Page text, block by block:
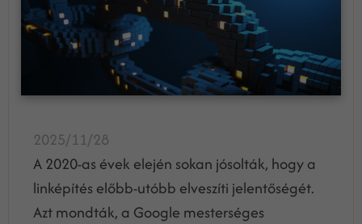
2025/11/28
A 2020-as évek elején sokan jósolták, hogy a
linképítés előbb-utóbb elveszíti jelentőségét.
Azt mondták, a Google mesterséges